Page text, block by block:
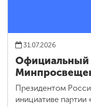
31.07.2026
Официальный
Президентом
инициативе партии